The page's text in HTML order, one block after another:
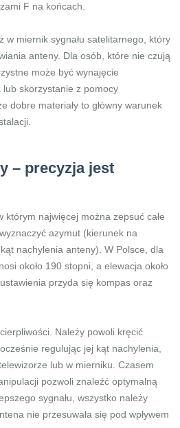
F na końcach.
w miernik sygnału satelitarnego, który
anteny. Dla osób, które nie czują
może być wynajęcie
skorzystanie z pomocy
dobre materiały to główny warunek
– precyzja jest
którym najwięcej można zepsuć całe
azymut (kierunek na
nachylenia anteny). W Polsce, dla
około 190 stopni, a elewacja około
przyda się kompas oraz
Należy powoli kręcić
regulując jej kąt nachylenia,
lub w mierniku. Czasem
pozwoli znaleźć optymalną
sygnału, wszystko należy
nie przesuwała się pod wpływem